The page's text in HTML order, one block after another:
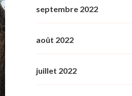
septembre 2022
août 2022
juillet 2022